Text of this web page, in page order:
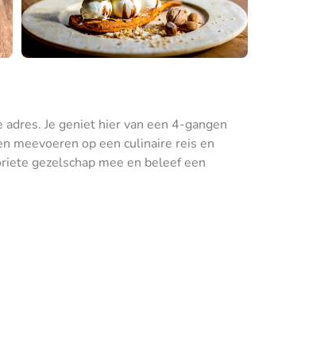
Je geniet hier van een 4-gangen
meevoeren op een culinaire reis en
gezelschap mee en beleef een